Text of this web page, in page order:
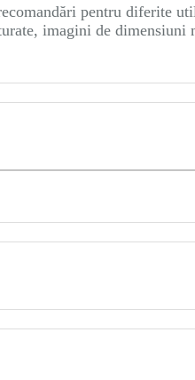
pentru diferite
imagini de dimensiuni